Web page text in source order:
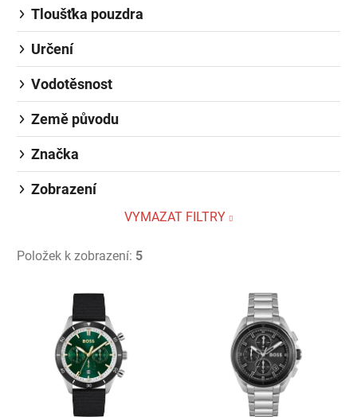
Tloušťka pouzdra
Určení
Vodotěsnost
Země původu
Značka
Zobrazení
VYMAZAT FILTRY
Položek k zobrazení: 5
Výpis produktů